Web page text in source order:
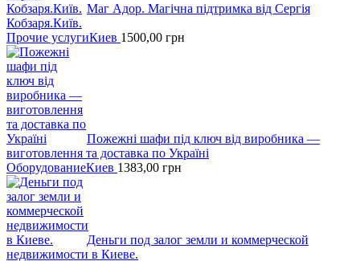
Маг Адор. Магічна підтримка від Сергія
Кобзаря.Київ.
Прочие услугиКиев 1500,00 грн
Пожежні шафи пiд ключ вiд виробника —
виготовлення та доставка по Україні
ОборудованиеКиев 1383,00 грн
Деньги под залог земли и коммерческой
недвижимости в Киеве.